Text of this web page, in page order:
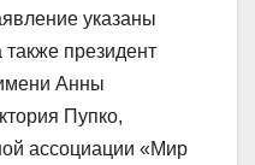
указаны
президент
Анны
Пупко,
ассоциации «Мир